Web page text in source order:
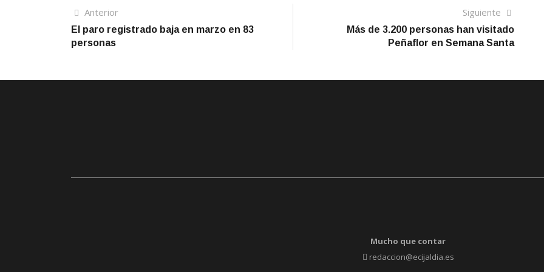
Navegación
de
AnteriorArtículo
anterior
El paro registrado baja en marzo en 83
personas
Siguiente
artículo
Más de 3.200 personas han visitado
Peñaflor en Semana Santa
Mucho que contar
redaccion@ecijaldia.es